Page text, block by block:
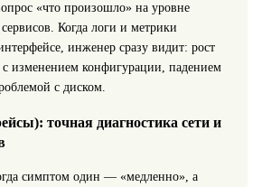
«что произошло» на уровне
Когда логи и метрики
инженер сразу видит: рост
изменением конфигурации, падением
с диском.
точная диагностика сети и
симптом один — «медленно», а